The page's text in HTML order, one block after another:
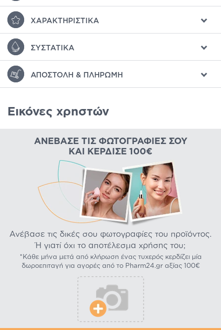
ΧΑΡΑΚΤΗΡΙΣΤΙΚΆ
ΣΥΣΤΑΤΙΚΆ
ΑΠΟΣΤΟΛΉ & ΠΛΗΡΩΜΉ
Εικόνες χρηστών
ΑΝΈΒΑΣΕ ΤΙΣ ΦΩΤΟΓΡΑΦΊΕΣ ΣΟΥ
ΚΑΙ ΚΈΡΔΙΣΕ 100€
Ανέβασε τις δικές σου φωτογραφίες του προϊόντος.
Ή γιατί όχι το αποτέλεσμα χρήσης του;
*Κάθε μήνα μετά από κλήρωση ένας τυχερός κερδίζει μία
δωροεπιταγή για αγορές από το Pharm24.gr αξίας 100€